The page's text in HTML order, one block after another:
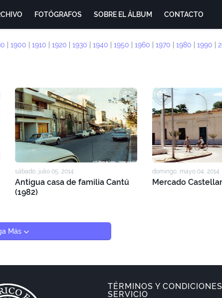
FOTÓGRAFOS SOBRE EL ÁLBUM CONTACTO
1900 1910 1920 1930 1940 1950 1960 1970 1980 1990
sábado, julio 05, 2014
Antigua casa de familia Cantú
(1982)
domingo, mayo 04, 2014
Mercado
Más
TÉRMINOS Y
SERVICIO